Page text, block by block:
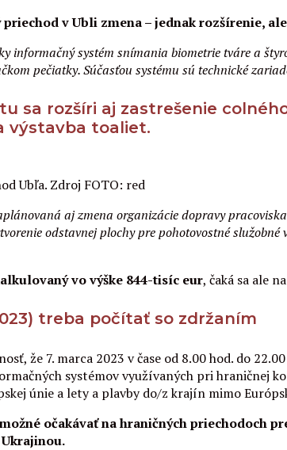
v Ubli zmena – jednak rozšírenie,
informačný systém snímania biometrie tváre a
pečiatky. Súčasťou systému sú technické
sa rozšíri aj zastrešenie
výstavba toaliet.
Ubľa. Zdroj FOTO: red
aj zmena organizácie dopravy
odstavnej plochy pre pohotovostné
vo výške 844-tisíc eur, čaká sa ale
treba počítať so zdržaním
že 7. marca 2023 v čase od 8.00 hod. do
systémov využívaných pri hraničnej
únie a lety a plavby do/z krajín mimo
očakávať na hraničných priechodoch